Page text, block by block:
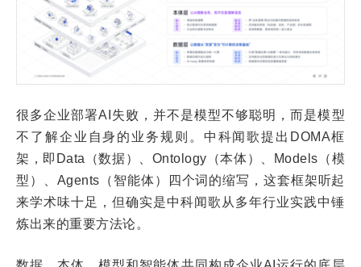
很多企业部署AI失败，并不是模型不够聪明，而是模型
不了解企业自身的业务规则。中科闻歌提出DOMA框
架，即Data（数据）、Ontology（本体）、Models（模
型）、Agents（智能体）四个词的缩写，这套框架听起
来学术味十足，但确实是中科闻歌从多年行业实践中锤
炼出来的重要方法论。